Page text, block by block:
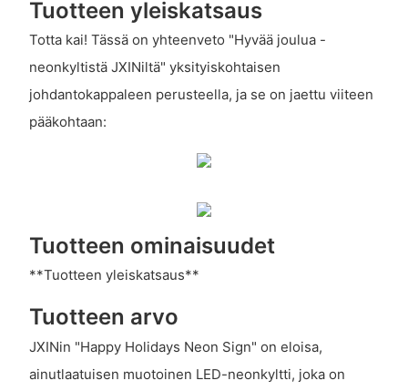
Tuotteen yleiskatsaus
Totta kai! Tässä on yhteenveto "Hyvää joulua -
neonkyltistä JXINiltä" yksityiskohtaisen
johdantokappaleen perusteella, ja se on jaettu viiteen
pääkohtaan:
Tuotteen ominaisuudet
**Tuotteen yleiskatsaus**
Tuotteen arvo
JXINin "Happy Holidays Neon Sign" on eloisa,
ainutlaatuisen muotoinen LED-neonkyltti, joka on